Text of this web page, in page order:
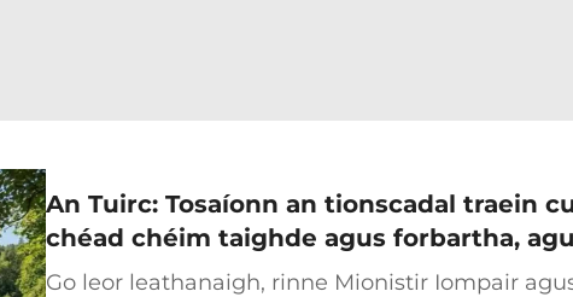
An Tuirc: Tosaíonn an tionscadal traein
chéad chéim taighde agus forbartha,
Ríocht Aontaithe ag dul chun cinn leis
Go leor leathanaigh, rinne Mionistir Iompair